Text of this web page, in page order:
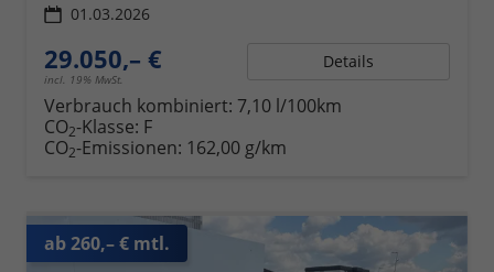
01.03.2026
29.050,– €
incl. 19% MwSt.
Details
Verbrauch kombiniert: 7,10 l/100km
CO2-Klasse: F
CO2-Emissionen: 162,00 g/km
ab 260,– € mtl.